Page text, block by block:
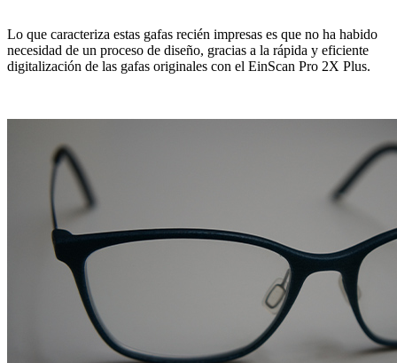
Lo que caracteriza estas gafas recién impresas es que no ha habido
necesidad de un proceso de diseño, gracias a la rápida y eficiente
digitalización de las gafas originales con el EinScan Pro 2X Plus.